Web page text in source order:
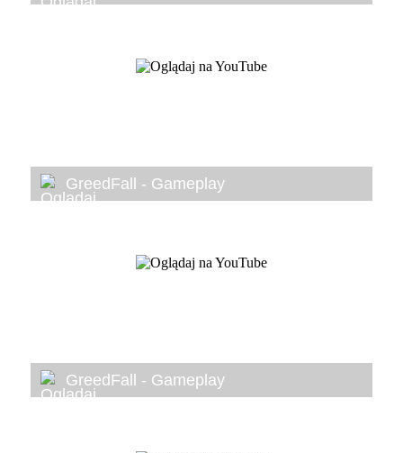
GreedFall - Gameplay
GreedFall - Gameplay